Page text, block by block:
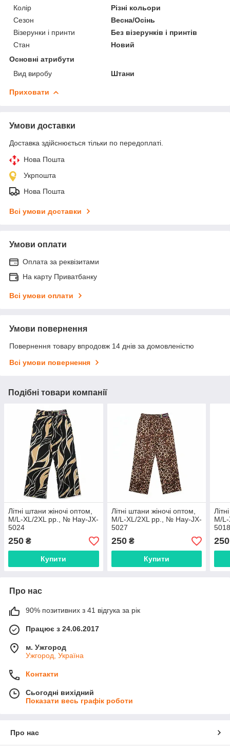
Колір
Різні кольори
Сезон
Весна/Осінь
Візерунки і принти
Без візерунків і принтів
Стан
Новий
Основні атрибути
Вид виробу
Штани
Приховати
Умови доставки
Доставка здійснюється тільки по передоплаті.
Нова Пошта
Укрпошта
Нова Пошта
Всі умови доставки
Умови оплати
Оплата за реквізитами
На карту Приватбанку
Всі умови оплати
Умови повернення
Повернення товару впродовж 14 днів за домовленістю
Всі умови повернення
Подібні товари компанії
Літні штани жіночі оптом,
M/L-XL/2XL рр., № Hay-JX-
5024
250 ₴
Купити
Літні штани жіночі оптом,
M/L-XL/2XL рр., № Hay-JX-
5027
250₴
Купити
M/
250
Про нас
90% позитивних з 41 відгука за рік
Працює з 24.06.2017
м. Ужгород
Ужгород, Україна
Контакти
Сьогодні вихідний
Показати весь графік роботи
Про нас